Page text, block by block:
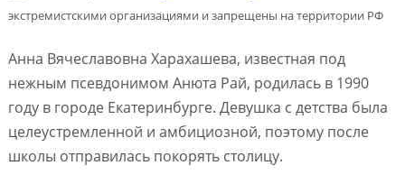
экстремистскими организациями и запрещены на территории РФ
Анна Вячеславовна Харахашева, известная под
нежным псевдонимом Анюта Рай, родилась в 1990
году в городе Екатеринбурге. Девушка с детства была
целеустремленной и амбициозной, поэтому после
школы отправилась покорять столицу.